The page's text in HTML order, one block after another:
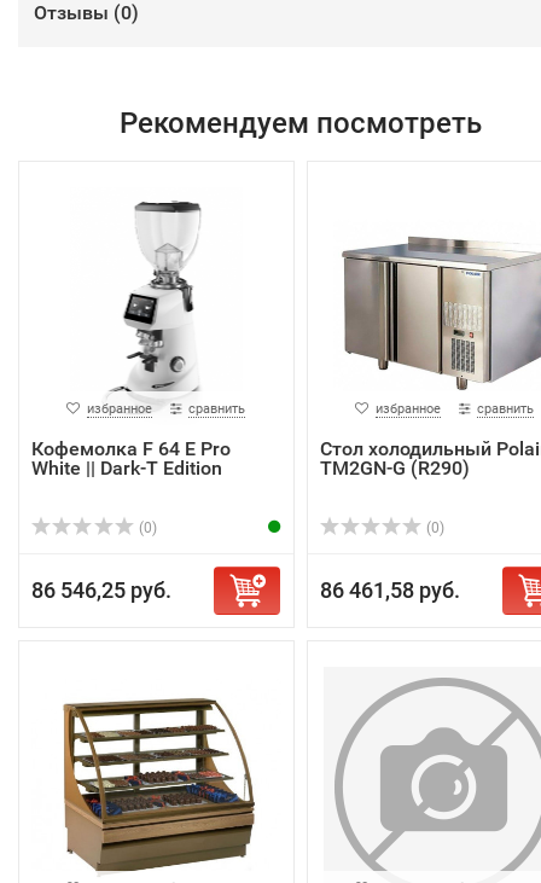
Отзывы (0)
Рекомендуем посмотреть
избранное сравнить
Кофемолка F 64 E Pro
White || Dark-T Edition
(0)
86 546,25 руб.
избранное сравнить
Стол холодильный
TM2GN-G (R290)
(0)
86 461,58 руб.